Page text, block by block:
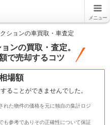
メニュー
ションの車買取・車査定
ンの買取・査定。
で売却するコツ
場額
ることができませんでした。
た物件の価格を元に独自の集計ロジ
参考でありその正確性について保証